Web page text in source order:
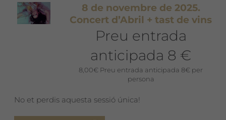
8 de novembre de 2025.
Concert d’Abril + tast de vins
Preu entrada
anticipada 8 €
8,00€ Preu entrada anticipada 8€ per
persona
No et perdis aquesta sessió única!